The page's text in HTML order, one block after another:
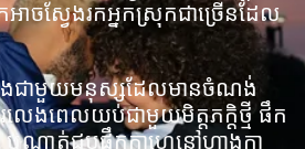
ាចស្វែងរកអ្នកស្រុកជាច្រើនដែល
ផ្គងជាមួយមនុស្សដែលមានចំណង់
េងពេលយប់ជាមួយមិត្តភក្តិថ្មី ផឹក
ឬណាត់ជួបផឹកកាហ្វេនៅហាងកា